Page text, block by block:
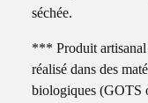
séchée.
*** Produit artisanal
réalisé dans des
biologiques (GOTS